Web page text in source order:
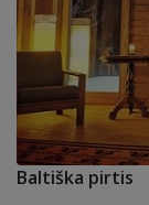
Baltiška pirtis